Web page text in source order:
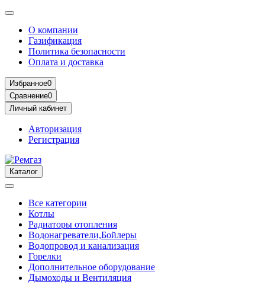
О компании
Газификация
Политика безопасности
Оплата и доставка
Избранное0
Сравнение0
Личный кабинет
Авторизация
Регистрация
Каталог
Все категории
Котлы
Радиаторы отопления
Водонагреватели,Бойлеры
Водопровод и канализация
Горелки
Дополнительное оборудование
Дымоходы и Вентиляция